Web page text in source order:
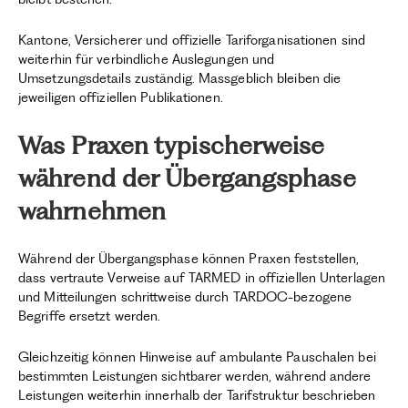
Kantone, Versicherer und offizielle Tariforganisationen sind
weiterhin für verbindliche Auslegungen und
Umsetzungsdetails zuständig. Massgeblich bleiben die
jeweiligen offiziellen Publikationen.
Was Praxen typischerweise
während der Übergangsphase
wahrnehmen
Während der Übergangsphase können Praxen feststellen,
dass vertraute Verweise auf TARMED in offiziellen Unterlagen
und Mitteilungen schrittweise durch TARDOC-bezogene
Begriffe ersetzt werden.
Gleichzeitig können Hinweise auf ambulante Pauschalen bei
bestimmten Leistungen sichtbarer werden, während andere
Leistungen weiterhin innerhalb der Tarifstruktur beschrieben